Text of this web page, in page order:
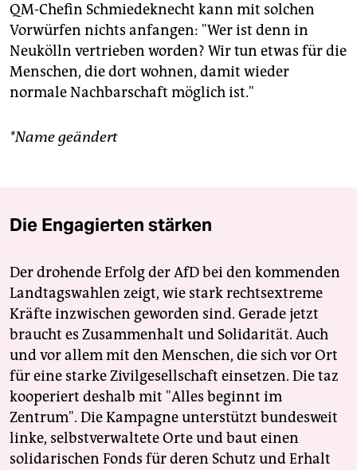
QM-Chefin Schmiedeknecht kann mit solchen
Vorwürfen nichts anfangen: "Wer ist denn in
Neukölln vertrieben worden? Wir tun etwas für die
Menschen, die dort wohnen, damit wieder
normale Nachbarschaft möglich ist."
*Name geändert
Die Engagierten stärken
Der drohende Erfolg der AfD bei den kommenden
Landtagswahlen zeigt, wie stark rechtsextreme
Kräfte inzwischen geworden sind. Gerade jetzt
braucht es Zusammenhalt und Solidarität. Auch
und vor allem mit den Menschen, die sich vor Ort
für eine starke Zivilgesellschaft einsetzen. Die taz
kooperiert deshalb mit "Alles beginnt im
Zentrum". Die Kampagne unterstützt bundesweit
linke, selbstverwaltete Orte und baut einen
solidarischen Fonds für deren Schutz und Erhalt